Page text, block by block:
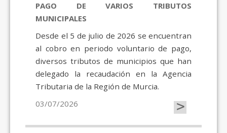
PAGO DE VARIOS TRIBUTOS
MUNICIPALES
Desde el 5 de julio de 2026 se encuentran
al cobro en periodo voluntario de pago,
diversos tributos de municipios que han
delegado la recaudación en la Agencia
Tributaria de la Región de Murcia.
03/07/2026
>